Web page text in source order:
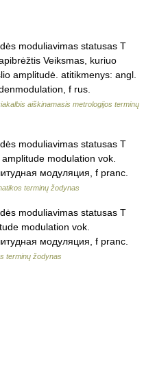
moduliavimas statusas T
Veiksmas, kuriuo
amplitudė. atitikmenys: angl.
f rus.
aiškinamasis metrologijos terminų
moduliavimas statusas T
modulation vok.
модуляция, f pranc.
terminų žodynas
moduliavimas statusas T
modulation vok.
модуляция, f pranc.
terminų žodynas